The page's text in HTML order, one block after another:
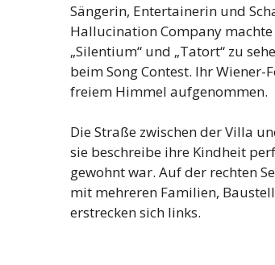
Sängerin, Entertainerin und
Hallucination Company
„Silentium“ und „Tatort“ zu
beim Song Contest. Ihr
freiem Himmel aufgenommen.
Die Straße zwischen der Villa
sie beschreibe ihre Kindheit
gewohnt war. Auf der rechten
mit mehreren Familien,
erstrecken sich links.